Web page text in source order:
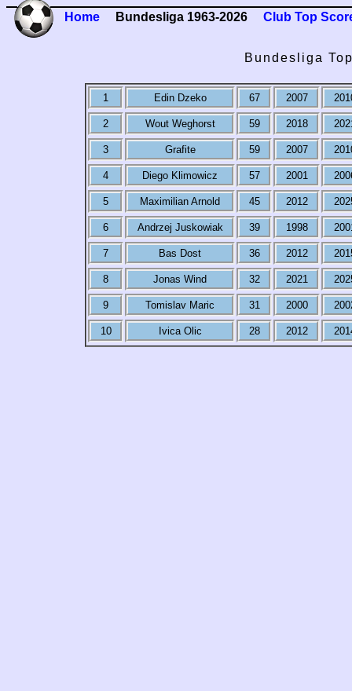
Home Bundesliga 1963-2026 Club Top
Bundesliga
1 Edin Dzeko 67 2007
2 Wout Weghorst 59 2018
3 Grafite 59 2007
4 Diego Klimowicz 57 2001
5 Maximilian Arnold 45 2012
6 Andrzej Juskowiak 39 1998
7 Bas Dost 36 2012
8 Jonas Wind 32 2021
9 Tomislav Maric 31 2000
10 Ivica Olic 28 2012